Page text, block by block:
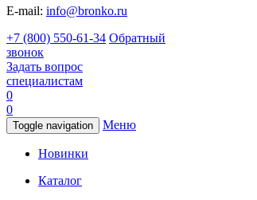
E-mail: info@bronko.ru
+7 (800) 550-61-34 Обратный
звонок
Задать вопрос
специалистам
0
0
Toggle navigation Меню
Новинки
Каталог